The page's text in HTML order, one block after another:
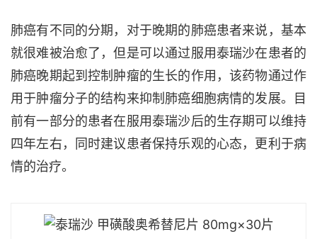
肺癌有不同的分期，对于晚期的肺癌患者来说，基本
就很难被治愈了，但是可以通过服用泰瑞沙在患者的
肺癌晚期起到控制肿瘤的生长的作用，该药物通过作
用于肿瘤分子的结构来抑制肺癌细胞病情的发展。目
前有一部分的患者在服用泰瑞沙后的生存期可以维持
四年左右，同时建议患者保持乐观的心态，更利于病
情的治疗。